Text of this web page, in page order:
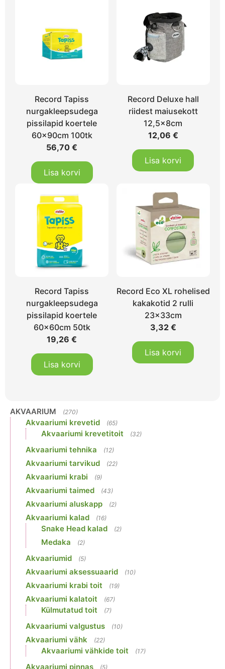
Record Tapiss
nurgakleepsudega
pissilapid koertele
60x90cm 100tk
56,70€
Lisa korvi
Record Deluxe hall
riidest maiusekott
12,5x8cm
12,06 €
Lisa korvi
Record Tapiss
nurgakleepsudega
pissilapid koertele
60x60cm 50tk
19,26€
Lisa korvi
Record Eco XL rohelised
kakakotid 2 rulli
23x33cm
3,32 €
Lisa korvi
AKVAARIUM (270)
Akvaariumi krevetid (65)
Akvaariumi krevetitoit (32)
Akvaariumi tehnika (12)
Akvaariumi tarvikud (22)
Akvaariumi krabi (9)
Akvaariumi taimed (43)
Akvaariumi aluskapp (2)
Akvaariumi kalad (16)
Snake Head kalad (2)
Medaka (2)
Akvaariumid (5)
Akvaariumi aksessuaarid (10)
Akvaariumi krabi toit (19)
Akvaariumi kalatoit (67)
Külmutatud toit (7)
Akvaariumi valgustus (10)
Akvaariumi vähk (22)
Akvaariumi vähkide toit (17)
Akvaariumi pinnas (5)